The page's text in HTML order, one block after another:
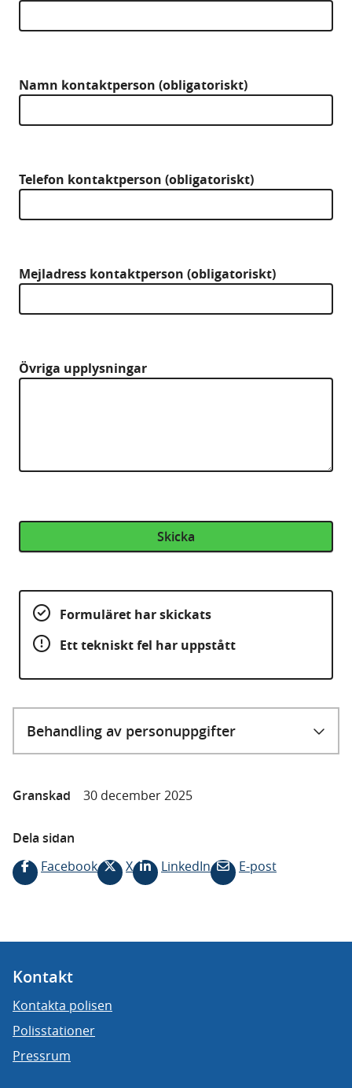
Namn kontaktperson (obligatoriskt)
Telefon kontaktperson (obligatoriskt)
Mejladress kontaktperson (obligatoriskt)
Övriga upplysningar
Skicka
Formuläret har skickats
Ett tekniskt fel har uppstått
Behandling av personuppgifter
Granskad 30 december 2025
Dela sidan
Facebook
X LinkedIn E-post
Kontakt
Kontakta polisen
Polisstationer
Pressrum